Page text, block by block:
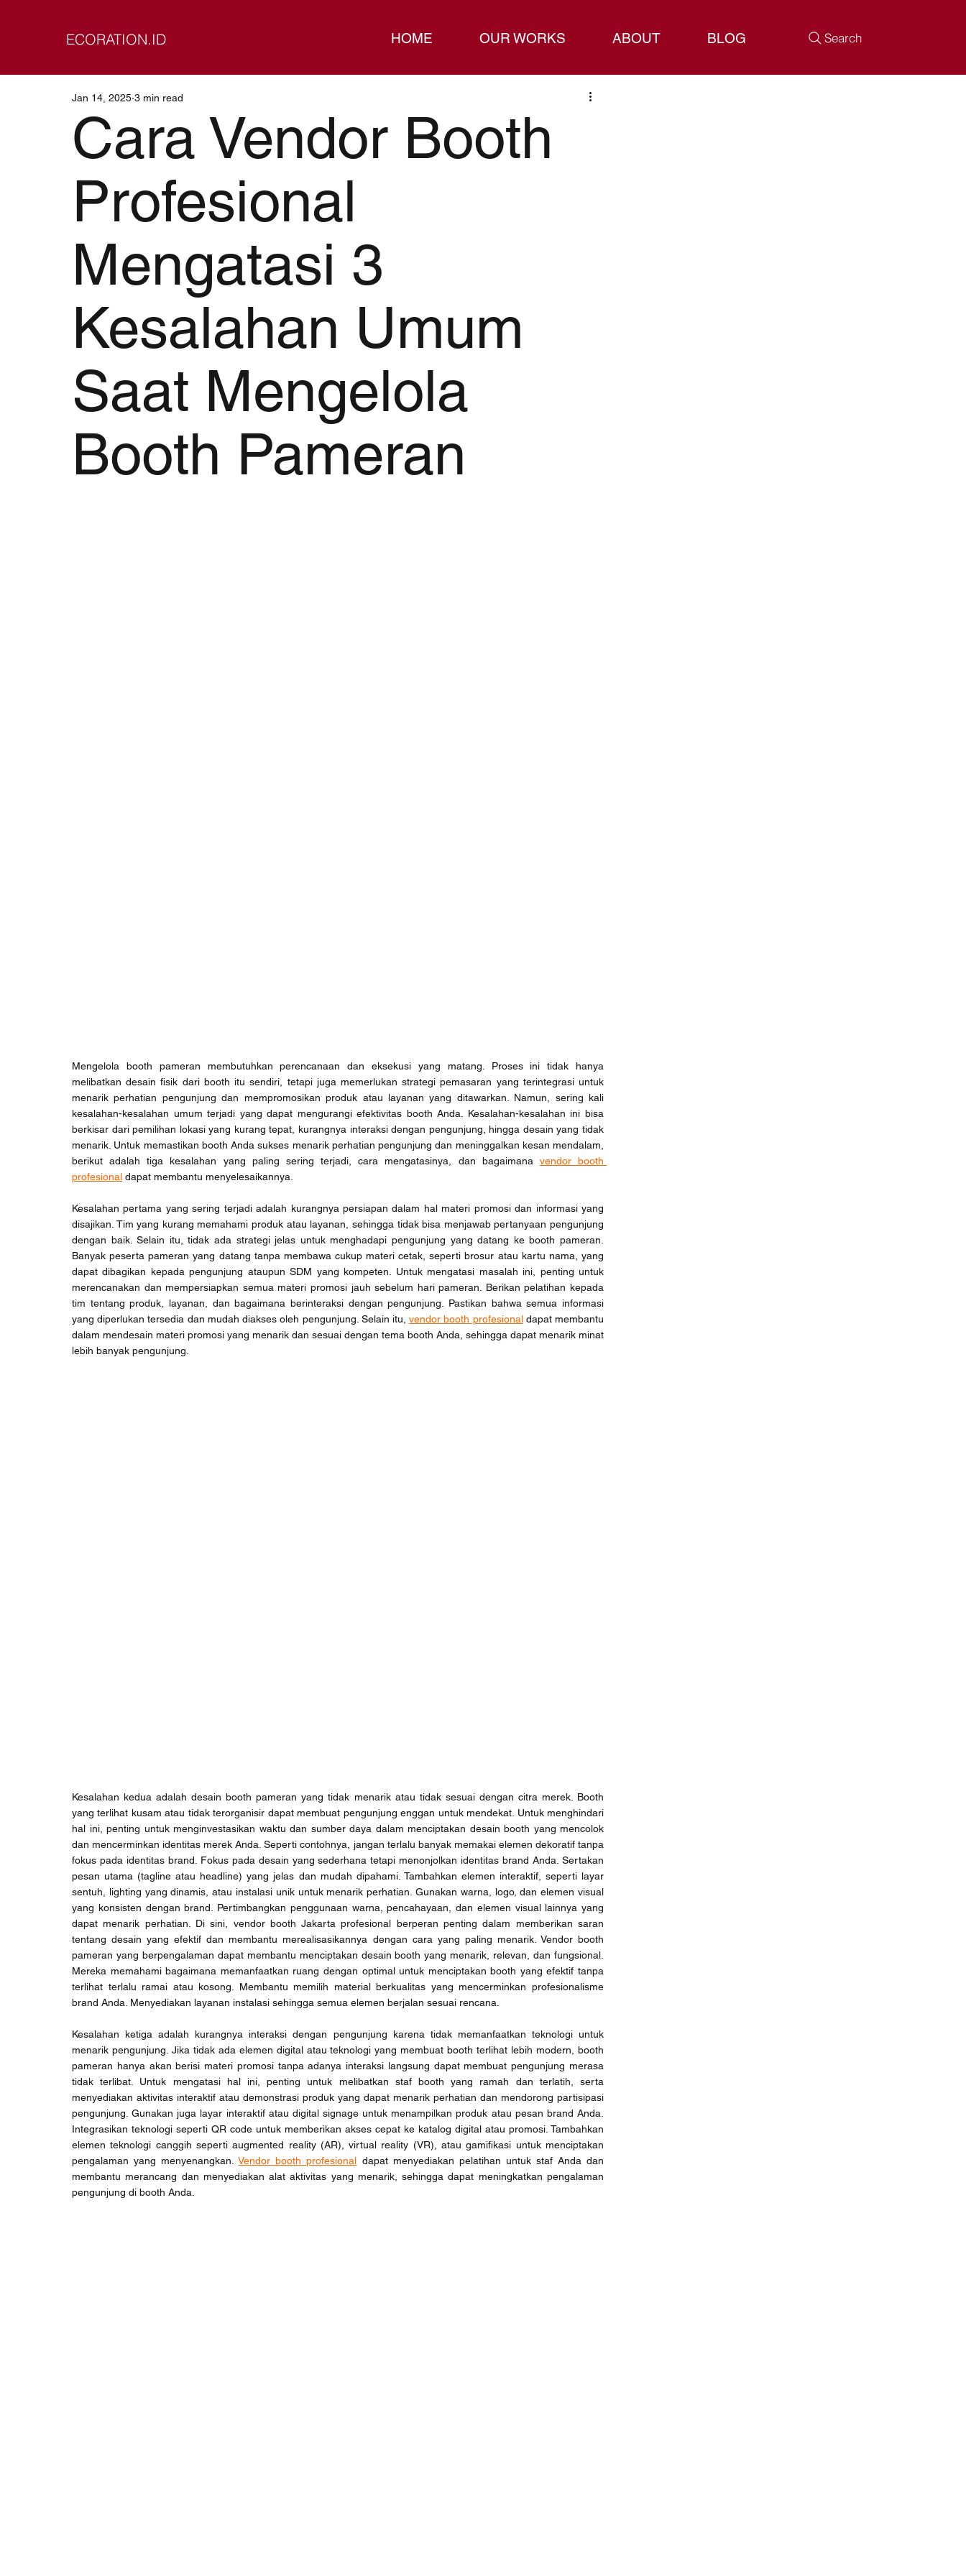
ECORATION.ID HOME OUR WORKS ABOUT BLOG Search
Cara Vendor Booth
Profesional
Mengatasi 3
Kesalahan Umum
Saat Mengelola
Booth Pameran
Jan 14, 2025 3 min read
Mengelola booth pameran membutuhkan perencanaan dan eksekusi yang matang. Proses ini tidak hanya
melibatkan desain fisik dari booth itu sendiri, tetapi juga memerlukan strategi pemasaran yang terintegrasi untuk
menarik perhatian pengunjung dan mempromosikan produk atau layanan yang ditawarkan. Namun, sering kali
kesalahan-kesalahan umum terjadi yang dapat mengurangi efektivitas booth Anda. Kesalahan-kesalahan ini bisa
berkisar dari pemilihan lokasi yang kurang tepat, kurangnya interaksi dengan pengunjung, hingga desain yang tidak
menarik. Untuk memastikan booth Anda sukses menarik perhatian pengunjung dan meninggalkan kesan mendalam,
berikut adalah tiga kesalahan yang paling sering terjadi, cara mengatasinya, dan bagaimana vendor booth
profesional dapat membantu menyelesaikannya.
Kesalahan pertama yang sering terjadi adalah kurangnya persiapan dalam hal materi promosi dan informasi yang
disajikan. Tim yang kurang memahami produk atau layanan, sehingga tidak bisa menjawab pertanyaan pengunjung
dengan baik. Selain itu, tidak ada strategi jelas untuk menghadapi pengunjung yang datang ke booth pameran.
Banyak peserta pameran yang datang tanpa membawa cukup materi cetak, seperti brosur atau kartu nama, yang
dapat dibagikan kepada pengunjung ataupun SDM yang kompeten. Untuk mengatasi masalah ini, penting untuk
merencanakan dan mempersiapkan semua materi promosi jauh sebelum hari pameran. Berikan pelatihan kepada
tim tentang produk, layanan, dan bagaimana berinteraksi dengan pengunjung. Pastikan bahwa semua informasi
yang diperlukan tersedia dan mudah diakses oleh pengunjung. Selain itu, vendor booth profesional dapat membantu
dalam mendesain materi promosi yang menarik dan sesuai dengan tema booth Anda, sehingga dapat menarik minat
lebih banyak pengunjung.
Kesalahan kedua adalah desain booth pameran yang tidak menarik atau tidak sesuai dengan citra merek. Booth
yang terlihat kusam atau tidak terorganisir dapat membuat pengunjung enggan untuk mendekat. Untuk menghindari
hal ini, penting untuk menginvestasikan waktu dan sumber daya dalam menciptakan desain booth yang mencolok
dan mencerminkan identitas merek Anda. Seperti contohnya, jangan terlalu banyak memakai elemen dekoratif tanpa
fokus pada identitas brand. Fokus pada desain yang sederhana tetapi menonjolkan identitas brand Anda. Sertakan
pesan utama (tagline atau headline) yang jelas dan mudah dipahami. Tambahkan elemen interaktif, seperti layar
sentuh, lighting yang dinamis, atau instalasi unik untuk menarik perhatian. Gunakan warna, logo, dan elemen visual
yang konsisten dengan brand. Pertimbangkan penggunaan warna, pencahayaan, dan elemen visual lainnya yang
dapat menarik perhatian. Di sini, vendor booth Jakarta profesional berperan penting dalam memberikan saran
tentang desain yang efektif dan membantu merealisasikannya dengan cara yang paling menarik. Vendor booth
pameran yang berpengalaman dapat membantu menciptakan desain booth yang menarik, relevan, dan fungsional.
Mereka memahami bagaimana memanfaatkan ruang dengan optimal untuk menciptakan booth yang efektif tanpa
terlihat terlalu ramai atau kosong. Membantu memilih material berkualitas yang mencerminkan profesionalisme
brand Anda. Menyediakan layanan instalasi sehingga semua elemen berjalan sesuai rencana.
Kesalahan ketiga adalah kurangnya interaksi dengan pengunjung karena tidak memanfaatkan teknologi untuk
menarik pengunjung. Jika tidak ada elemen digital atau teknologi yang membuat booth terlihat lebih modern, booth
pameran hanya akan berisi materi promosi tanpa adanya interaksi langsung dapat membuat pengunjung merasa
tidak terlibat. Untuk mengatasi hal ini, penting untuk melibatkan staf booth yang ramah dan terlatih, serta
menyediakan aktivitas interaktif atau demonstrasi produk yang dapat menarik perhatian dan mendorong partisipasi
pengunjung. Gunakan juga layar interaktif atau digital signage untuk menampilkan produk atau pesan brand Anda.
Integrasikan teknologi seperti QR code untuk memberikan akses cepat ke katalog digital atau promosi. Tambahkan
elemen teknologi canggih seperti augmented reality (AR), virtual reality (VR), atau gamifikasi untuk menciptakan
pengalaman yang menyenangkan. Vendor booth profesional dapat menyediakan pelatihan untuk staf Anda dan
membantu merancang dan menyediakan alat aktivitas yang menarik, sehingga dapat meningkatkan pengalaman
pengunjung di booth Anda.